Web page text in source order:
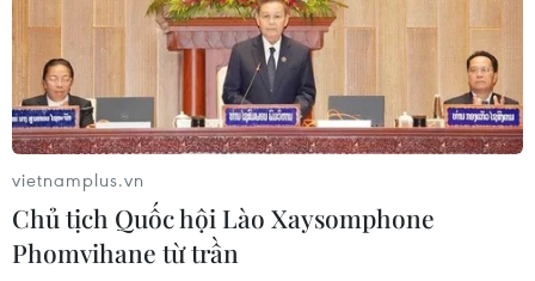
vietnamplus.vn
Chủ tịch Quốc hội Lào Xaysomphone
Phomvihane từ trần